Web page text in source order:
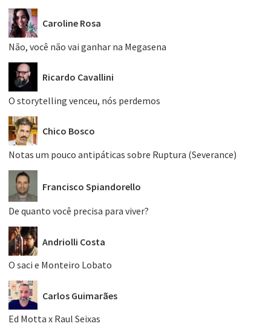
Caroline Rosa
Não, você não vai ganhar na Megasena
Ricardo Cavallini
O storytelling venceu, nós perdemos
Chico Bosco
Notas um pouco antipáticas sobre Ruptura (Severance)
Francisco Spiandorello
De quanto você precisa para viver?
Andriolli Costa
O saci e Monteiro Lobato
Carlos Guimarães
Ed Motta x Raul Seixas